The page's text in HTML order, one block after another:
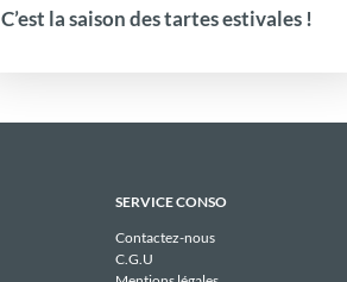
C’est la saison des tartes estivales !
SERVICE CONSO
Contactez-nous
C.G.U